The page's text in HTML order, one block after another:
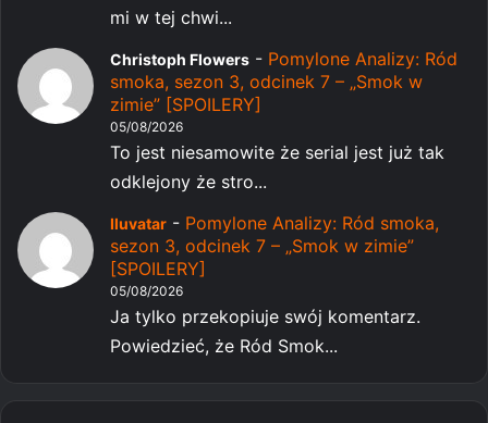
mi w tej chwi...
Christoph Flowers - Pomylone Analizy: Ród
smoka, sezon 3, odcinek 7 – „Smok w
zimie” [SPOILERY]
05/08/2026
To jest niesamowite że serial jest już tak
odklejony że stro...
Iluvatar - Pomylone Analizy: Ród smoka,
sezon 3, odcinek 7 – „Smok w zimie”
[SPOILERY]
05/08/2026
Ja tylko przekopiuje swój komentarz.
Powiedzieć, że Ród Smok...